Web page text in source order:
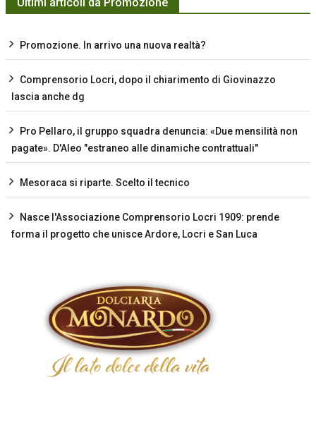
Promozione. In arrivo una nuova realtà?
Comprensorio Locri, dopo il chiarimento di Giovinazzo
lascia anche dg
Pro Pellaro, il gruppo squadra denuncia: «Due mensilità non
pagate». D'Aleo "estraneo alle dinamiche contrattuali"
Mesoraca si riparte. Scelto il tecnico
Nasce l'Associazione Comprensorio Locri 1909: prende
forma il progetto che unisce Ardore, Locri e San Luca